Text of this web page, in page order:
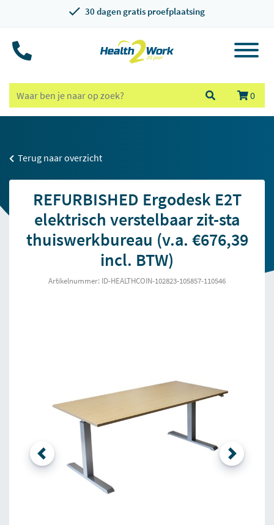
30 dagen gratis proefplaatsing
0
Terug naar overzicht
REFURBISHED Ergodesk E2T
elektrisch verstelbaar zit-sta
thuiswerkbureau (v.a. €676,39
incl. BTW)
Artikelnummer: ID-HEALTHCOIN-102823-105857-110546